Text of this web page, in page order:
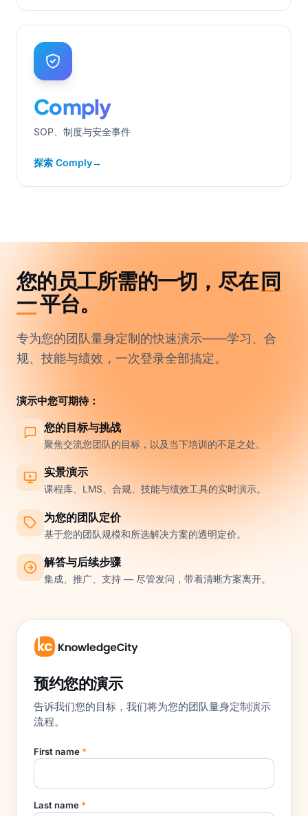
Comply
SOP、制度与安全事件
探索 Comply→
您的员工所需的一切，尽在同
一平台。
专为您的团队量身定制的快速演示——学习、合
规、技能与绩效，一次登录全部搞定。
演示中您可期待：
您的目标与挑战
聚焦交流您团队的目标，以及当下培训的不足之处。
实景演示
课程库、LMS、合规、技能与绩效工具的实时演示。
为您的团队定价
基于您的团队规模和所选解决方案的透明定价。
解答与后续步骤
集成、推广、支持 — 尽管发问，带着清晰方案离开。
预约您的演示
告诉我们您的目标，我们将为您的团队量身定制演示
流程。
First name *
Last name *